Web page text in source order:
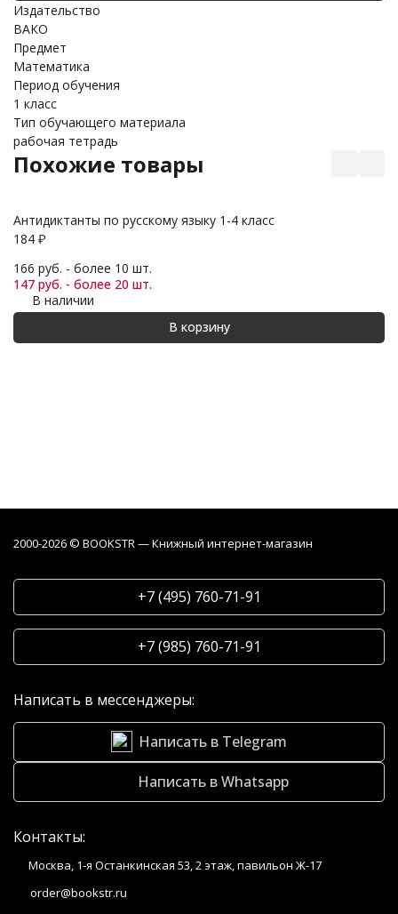
Издательство
ВАКО
Предмет
Математика
Период обучения
1 класс
Тип обучающего материала
рабочая тетрадь
Похожие товары
Антидиктанты по русскому языку 1-4 класс
184 ₽
166 руб. - более 10 шт.
147 руб. - более 20 шт.
В наличии
В корзину
2000-2026 © BOOKSTR — Книжный интернет-магазин
+7 (495) 760-71-91
+7 (985) 760-71-91
Написать в мессенджеры:
Написать в Telegram
Написать в Whatsapp
Контакты:
Москва, 1-я Останкинская 53, 2 этаж, павильон Ж-17
order@bookstr.ru